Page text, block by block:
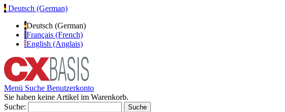
Deutsch (German)
Deutsch (German)
Français (French)
English (Anglais)
Menü Suche Benutzerkonto
Sie haben keine Artikel im Warenkorb.
Suche:
Suche